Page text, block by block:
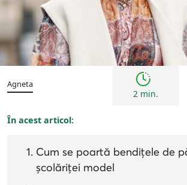
Agneta
2 min.
În acest articol:
Cum se poartă bendițele de
școlăriței model